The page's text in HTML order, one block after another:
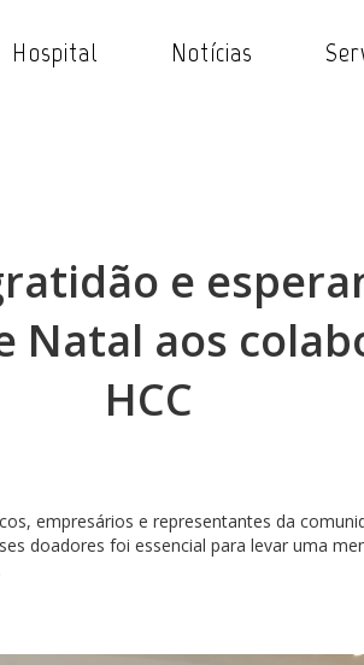
Hospital Notícias
e
Natal aos
HCC
empresários e representantes da
doadores foi essencial para levar uma